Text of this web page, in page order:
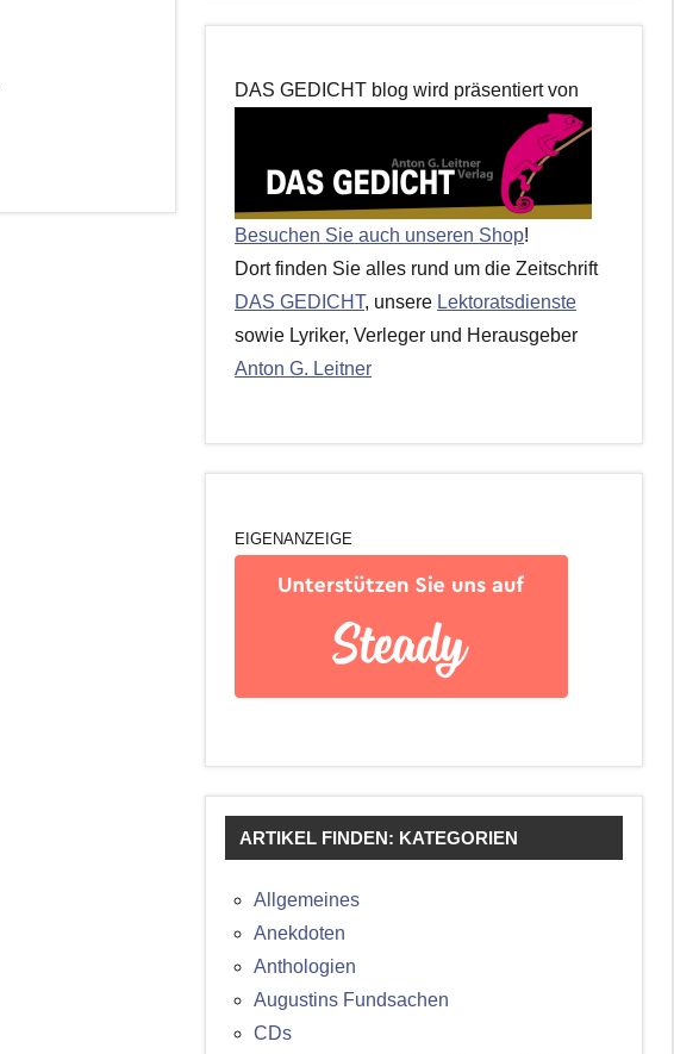
DAS GEDICHT blog wird präsentiert von
Besuchen Sie auch unseren Shop!
Dort finden Sie alles rund um die Zeitschrift
DAS GEDICHT, unsere Lektoratsdienste
sowie Lyriker, Verleger und Herausgeber
Anton G. Leitner
EIGENANZEIGE
ARTIKEL FINDEN: KATEGORIEN
Allgemeines
Anekdoten
Anthologien
Augustins Fundsachen
CDs